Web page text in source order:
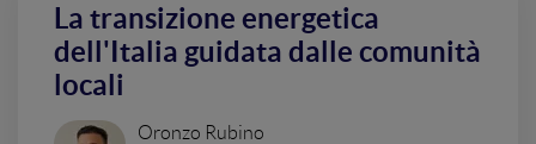
La transizione energetica
dell'Italia guidata dalle comunità
locali
Oronzo Rubino